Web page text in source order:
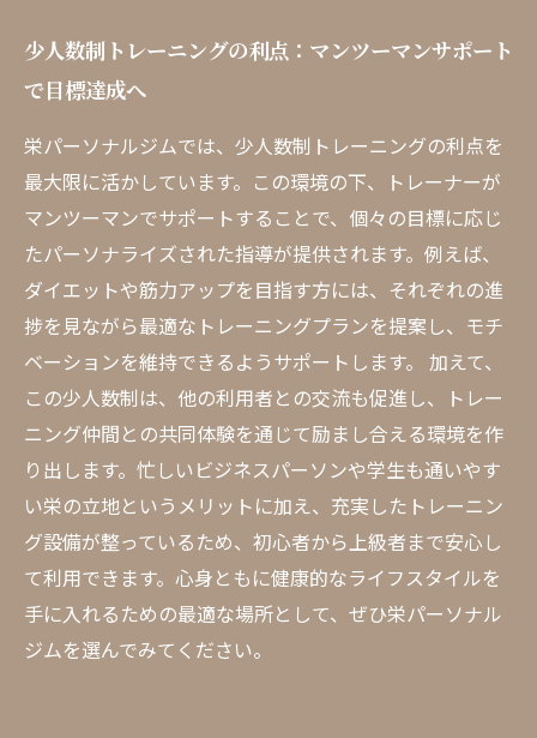
少人数制トレーニングの利点：マンツーマンサポート
で目標達成へ
栄パーソナルジムでは、少人数制トレーニングの利点を
最大限に活かしています。この環境の下、トレーナーが
マンツーマンでサポートすることで、個々の目標に応じ
たパーソナライズされた指導が提供されます。例えば、
ダイエットや筋力アップを目指す方には、それぞれの進
捗を見ながら最適なトレーニングプランを提案し、モチ
ベーションを維持できるようサポートします。 加えて、
この少人数制は、他の利用者との交流も促進し、トレー
ニング仲間との共同体験を通じて励まし合える環境を作
り出します。忙しいビジネスパーソンや学生も通いやす
い栄の立地というメリットに加え、充実したトレーニン
グ設備が整っているため、初心者から上級者まで安心し
て利用できます。心身ともに健康的なライフスタイルを
手に入れるための最適な場所として、ぜひ栄パーソナル
ジムを選んでみてください。